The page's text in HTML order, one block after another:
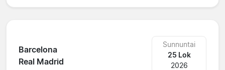
Barcelona
Real Madrid
Sunnuntai
25 Lok
2026